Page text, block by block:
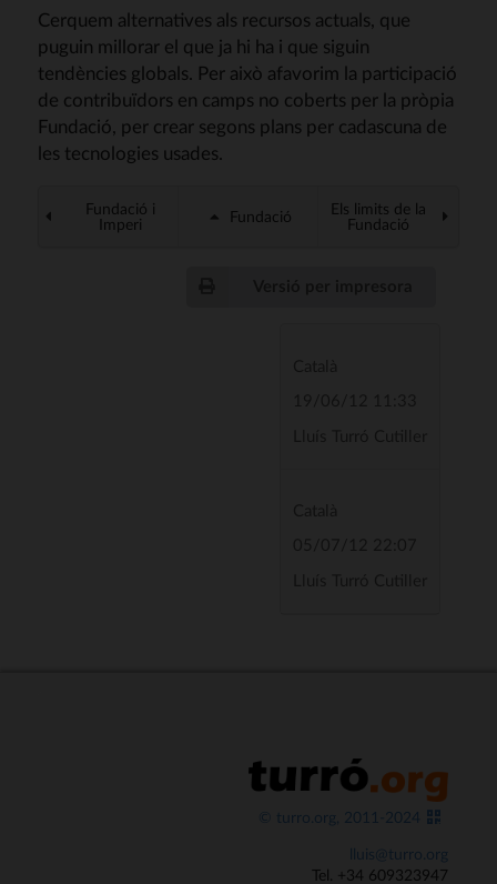
Cerquem alternatives als recursos actuals, que
puguin millorar el que ja hi ha i que siguin
tendències globals. Per això afavorim la participació
de contribuïdors en camps no coberts per la pròpia
Fundació, per crear segons plans per cadascuna de
les tecnologies usades.
Fundació i
Imperi
Fundació
Els limits de la
Fundació
© turro.org, 2011-2024
lluis@turro.org
Tel. +34 609323947